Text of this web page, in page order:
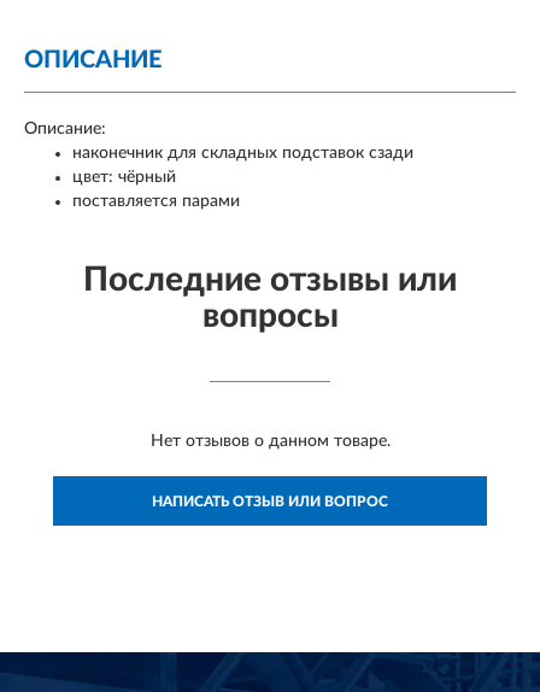
ОПИСАНИЕ
Описание:
наконечник для складных подставок сзади
цвет: чёрный
поставляется парами
Последние отзывы или
вопросы
Нет отзывов о данном товаре.
НАПИСАТЬ ОТЗЫВ ИЛИ ВОПРОС